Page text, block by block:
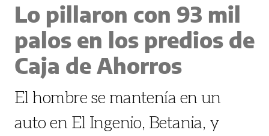
Lo pillaron con 93 mil
palos en los predios de
Caja de Ahorros
El hombre se mantenía en un
auto en El Ingenio, Betania, y